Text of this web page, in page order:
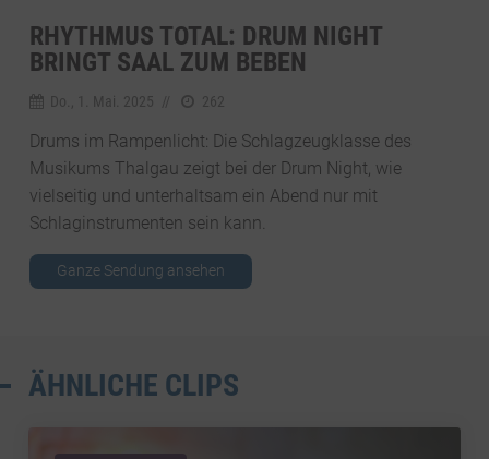
RHYTHMUS TOTAL: DRUM NIGHT
BRINGT SAAL ZUM BEBEN
Do., 1. Mai. 2025 262
Drums im Rampenlicht: Die Schlagzeugklasse des
Musikums Thalgau zeigt bei der Drum Night, wie
vielseitig und unterhaltsam ein Abend nur mit
Schlaginstrumenten sein kann.
Ganze Sendung ansehen
ÄHNLICHE CLIPS